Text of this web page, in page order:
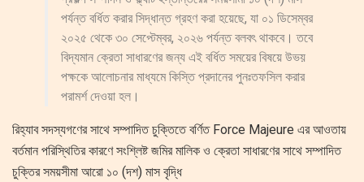
পর্যন্ত বর্ধিত করার সিদ্ধান্ত গ্রহণ করা হয়েছে, যা ০১ ডিসেম্বর
২০২৫ থেকে ৩০ সেপ্টেম্বর, ২০২৬ পর্যন্ত বলবৎ থাকবে। তবে
বিদ্যমান ক্রেতা সাধারণের জন্য এই বর্ধিত সময়ের বিষয়ে উভয়
পক্ষকে আলোচনার মাধ্যমে কিস্তি প্রদানের পুনঃতফসিল করার
পরামর্শ দেওয়া হল।
রিহ্যাব সদস্যগণের সাথে সম্পাদিত চুক্তিতে বর্ণিত Force Majeure এর আওতায়
বর্তমান পরিস্থিতির কারণে সংশ্লিষ্ট জমির মালিক ও ক্রেতা সাধারণের সাথে সম্পাদিত
চুক্তির সময়সীমা আরো ১০ (দশ) মাস বৃদ্ধি